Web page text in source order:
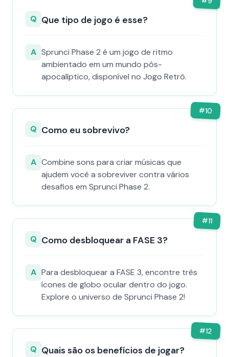
Q Que tipo de jogo é esse?
A Sprunci Phase 2 é um jogo de ritmo
ambientado em um mundo pós-
apocalíptico, disponível no Jogo Retrô.
#10
Q Como eu sobrevivo?
A Combine sons para criar músicas que
ajudem você a sobreviver contra vários
desafios em Sprunci Phase 2.
#11
Q Como desbloquear a FASE 3?
A Para desbloquear a FASE 3, encontre três
ícones de globo ocular dentro do jogo.
Explore o universo de Sprunci Phase 2!
#12
Q Quais são os benefícios de jogar?